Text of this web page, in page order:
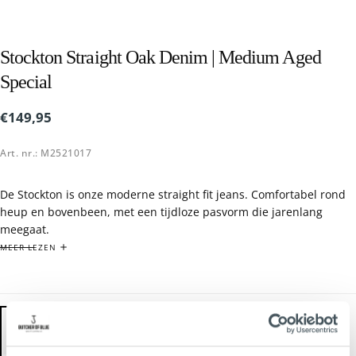
Stockton Straight Oak Denim | Medium Aged
Special
€149,95
Reguliere
€149,95
Art. nr.: M2521017
De Stockton is onze moderne straight fit jeans. Comfortabel rond
heup en bovenbeen, met een tijdloze pasvorm die jarenlang
meegaat.
De Oak Denim Medium Aged wash geeft deze uitvoering een rijke
Straight fit
100% katoen
MEER LEZEN